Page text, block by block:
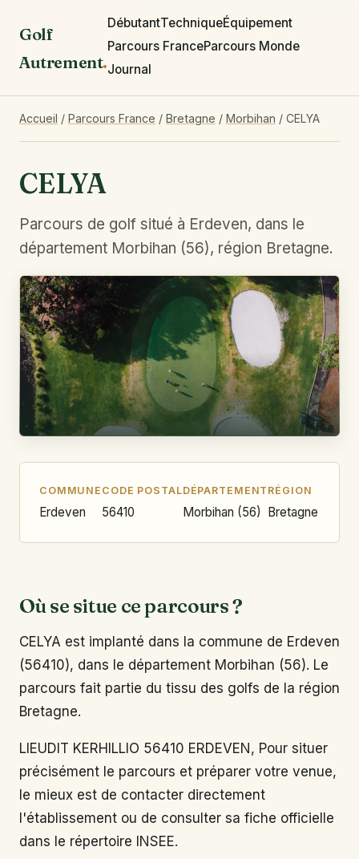
Golf
Autrement.
DébutantTechniqueÉquipement
Parcours FranceParcours Monde
Journal
Accueil / Parcours France / Bretagne / Morbihan / CELYA
CELYA
Parcours de golf situé à Erdeven, dans le
département Morbihan (56), région Bretagne.
COMMUNE
Erdeven
CODE POSTAL
56410
DÉPARTEMENT
Morbihan (56)
RÉGION
Bretagne
Où se situe ce parcours ?
CELYA est implanté dans la commune de Erdeven
(56410), dans le département Morbihan (56). Le
parcours fait partie du tissu des golfs de la région
Bretagne.
LIEUDIT KERHILLIO 56410 ERDEVEN, Pour situer
précisément le parcours et préparer votre venue,
le mieux est de contacter directement
l'établissement ou de consulter sa fiche officielle
dans le répertoire INSEE.